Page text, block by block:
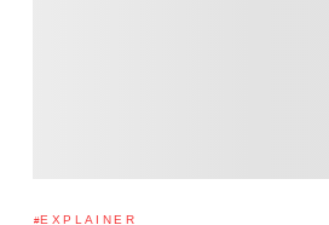
EXPLAINER